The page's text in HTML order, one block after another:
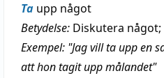
Ta upp något
Betydelse: Diskutera
Exempel: "Jag vill ta upp en
att hon tagit upp målandet"